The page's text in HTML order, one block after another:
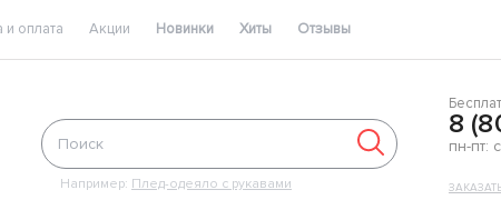
и оплата Акции Новинки Хиты Отзывы
Например: Плед-одеяло с рукавами
8
пн-пт: